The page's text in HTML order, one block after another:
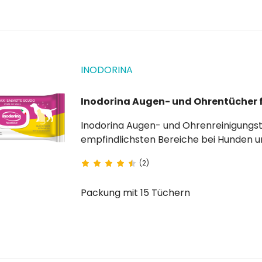
INODORINA
Inodorina Augen- und Ohrentücher
Inodorina Augen- und Ohrenreinigungstücher eignen sich ideal für die tägliche
empfindlichsten Bereiche bei Hunden und Katzen. Dank ihrer Zusammensetzung aus
überschüssiges Ohrenschmalz...
(2)
Packung mit 15 Tüchern